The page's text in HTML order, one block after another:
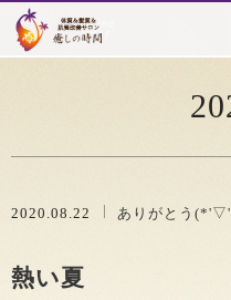
トピックス
2020.08.22 ありがとう
熱い夏